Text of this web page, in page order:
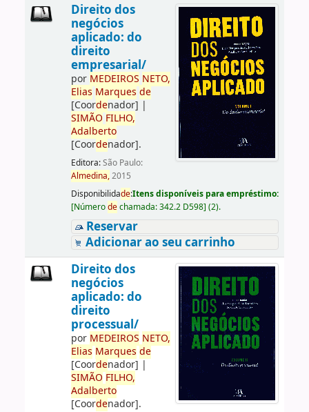
Direito dos
negócios
aplicado: do
direito
empresarial/
por MEDEIROS NETO,
Elias Marques de
[Coordenador] |
SIMÃO FILHO,
Adalberto
[Coordenador].
Editora:São Paulo:
Almedina,2015
Disponibilidade:Itens disponíveis para empréstimo:
[Númerodechamada:342.2 D598] (2).
Reservar
Adicionar ao seu carrinho
Direito dos
negócios
aplicado: do
direito
processual/
por MEDEIROS NETO,
Elias Marques de
[Coordenador] |
SIMÃO FILHO,
Adalberto
[Coordenador].